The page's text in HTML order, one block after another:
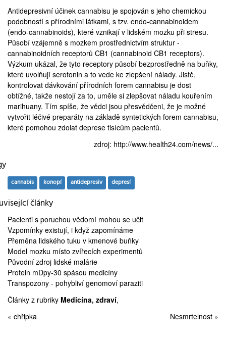
Antidepresivní účinek cannabisu je spojován s jeho chemickou
podobností s přírodními látkami, s tzv. endo-cannabinoidem
(endo-cannabinoids), které vznikají v lidském mozku při stresu.
Působí vzájemně s mozkem prostřednictvím struktur -
cannabinoidních receptorů CB1 (cannabinoid CB1 receptors).
Výzkum ukázal, že tyto receptory působí bezprostředně na buňky,
které uvolňují serotonin a to vede ke zlepšení nálady. Jistě,
kontrolovat dávkování přírodních forem cannabisu je dost
obtížné, takže nestojí za to, uměle si zlepšovat náladu kouřením
marihuany. Tím spíše, že vědci jsou přesvědčeni, že je možné
vytvořit léčivé preparáty na základě syntetických forem cannabisu,
které pomohou zdolat deprese tisícům pacientů.
zdroj: http://www.health24.com/news/...
cannabis konopí antidepresiv depresí
články
Pacienti s poruchou vědomí mohou se učit
Vzpomínky existují, i když zapomínáme
Přeměna lidského tuku v kmenové buňky
Model mozku místo zvířecích experimentů
Původní zdroj lidské malárie
Protein mDpy-30 spásou medicíny
Transpozony - pohybliví genomoví paraziti
Články z rubriky Medicína, zdraví,
« chřipka
Nesmrtelnost »